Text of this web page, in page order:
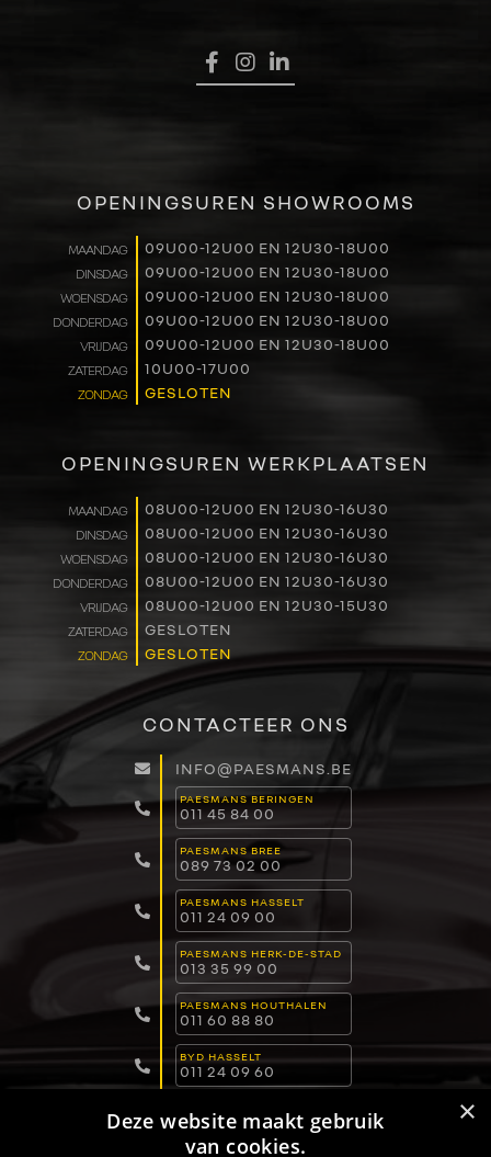
RENAULT PRO+
NAVERKOOP
VERHUUR
NIEUWS
OVER ONS
WERKEN BIJ
CONTACT
OPENINGSUREN SHOWROOMS
MAANDAG 09U00-12U00 EN 12U30-18U00
DINSDAG 09U00-12U00 EN 12U30-18U00
WOENSDAG 09U00-12U00 EN 12U30-18U00
DONDERDAG 09U00-12U00 EN 12U30-18U00
VRIJDAG 09U00-12U00 EN 12U30-18U00
ZATERDAG 10U00-17U00
ZONDAG GESLOTEN
OPENINGSUREN WERKPLAATSEN
MAANDAG 08U00-12U00 EN 12U30-16U30
DINSDAG 08U00-12U00 EN 12U30-16U30
WOENSDAG 08U00-12U00 EN 12U30-16U30
DONDERDAG 08U00-12U00 EN 12U30-16U30
VRIJDAG 08U00-12U00 EN 12U30-15U30
ZATERDAG GESLOTEN
ZONDAG GESLOTEN
CONTACTEER ONS
INFO@PAESMANS.BE
PAESMANS BERINGEN
011 45 84 00
PAESMANS BREE
089 73 02 00
PAESMANS HASSELT
011 24 09 00
PAESMANS HERK-DE-STAD
013 35 99 00
PAESMANS HOUTHALEN
011 60 88 80
BYD HASSELT
011 24 09 60
011 15 04 00 ×
Deze website maakt gebruik
van cookies.